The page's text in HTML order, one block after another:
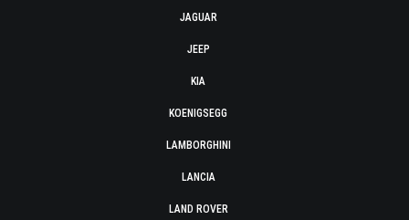
JAGUAR
JEEP
KIA
KOENIGSEGG
LAMBORGHINI
LANCIA
LAND ROVER